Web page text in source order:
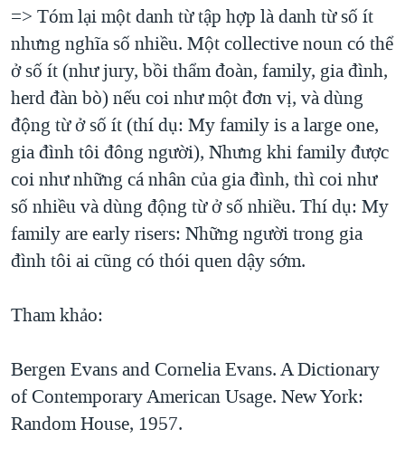
=> Tóm lại một danh từ tập hợp là danh từ số ít
nhưng nghĩa số nhiều. Một collective noun có thể
ở số ít (như jury, bồi thẩm đoàn, family, gia đình,
herd đàn bò) nếu coi như một đơn vị, và dùng
động từ ở số ít (thí dụ: My family is a large one,
gia đình tôi đông người), Nhưng khi family được
coi như những cá nhân của gia đình, thì coi như
số nhiều và dùng động từ ở số nhiều. Thí dụ: My
family are early risers: Những người trong gia
đình tôi ai cũng có thói quen dậy sớm.
Tham khảo:
Bergen Evans and Cornelia Evans. A Dictionary
of Contemporary American Usage. New York:
Random House, 1957.